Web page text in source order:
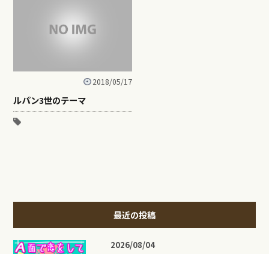
2018/05/17
ルパン3世のテーマ
最近の投稿
2026/08/04